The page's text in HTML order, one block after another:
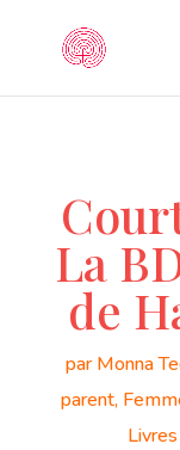
La
de
parMonna
parent,